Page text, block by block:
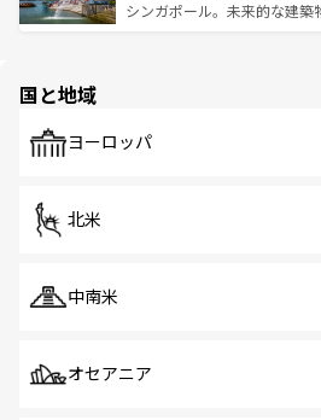
た文化、そして多様な観光資
うな絶景から文化的な体験ま
シンガポール。未来的な建築
で、ホーカーズは地元の風情
国と地域
ヨーロッパ
北米
中南米
オセアニア